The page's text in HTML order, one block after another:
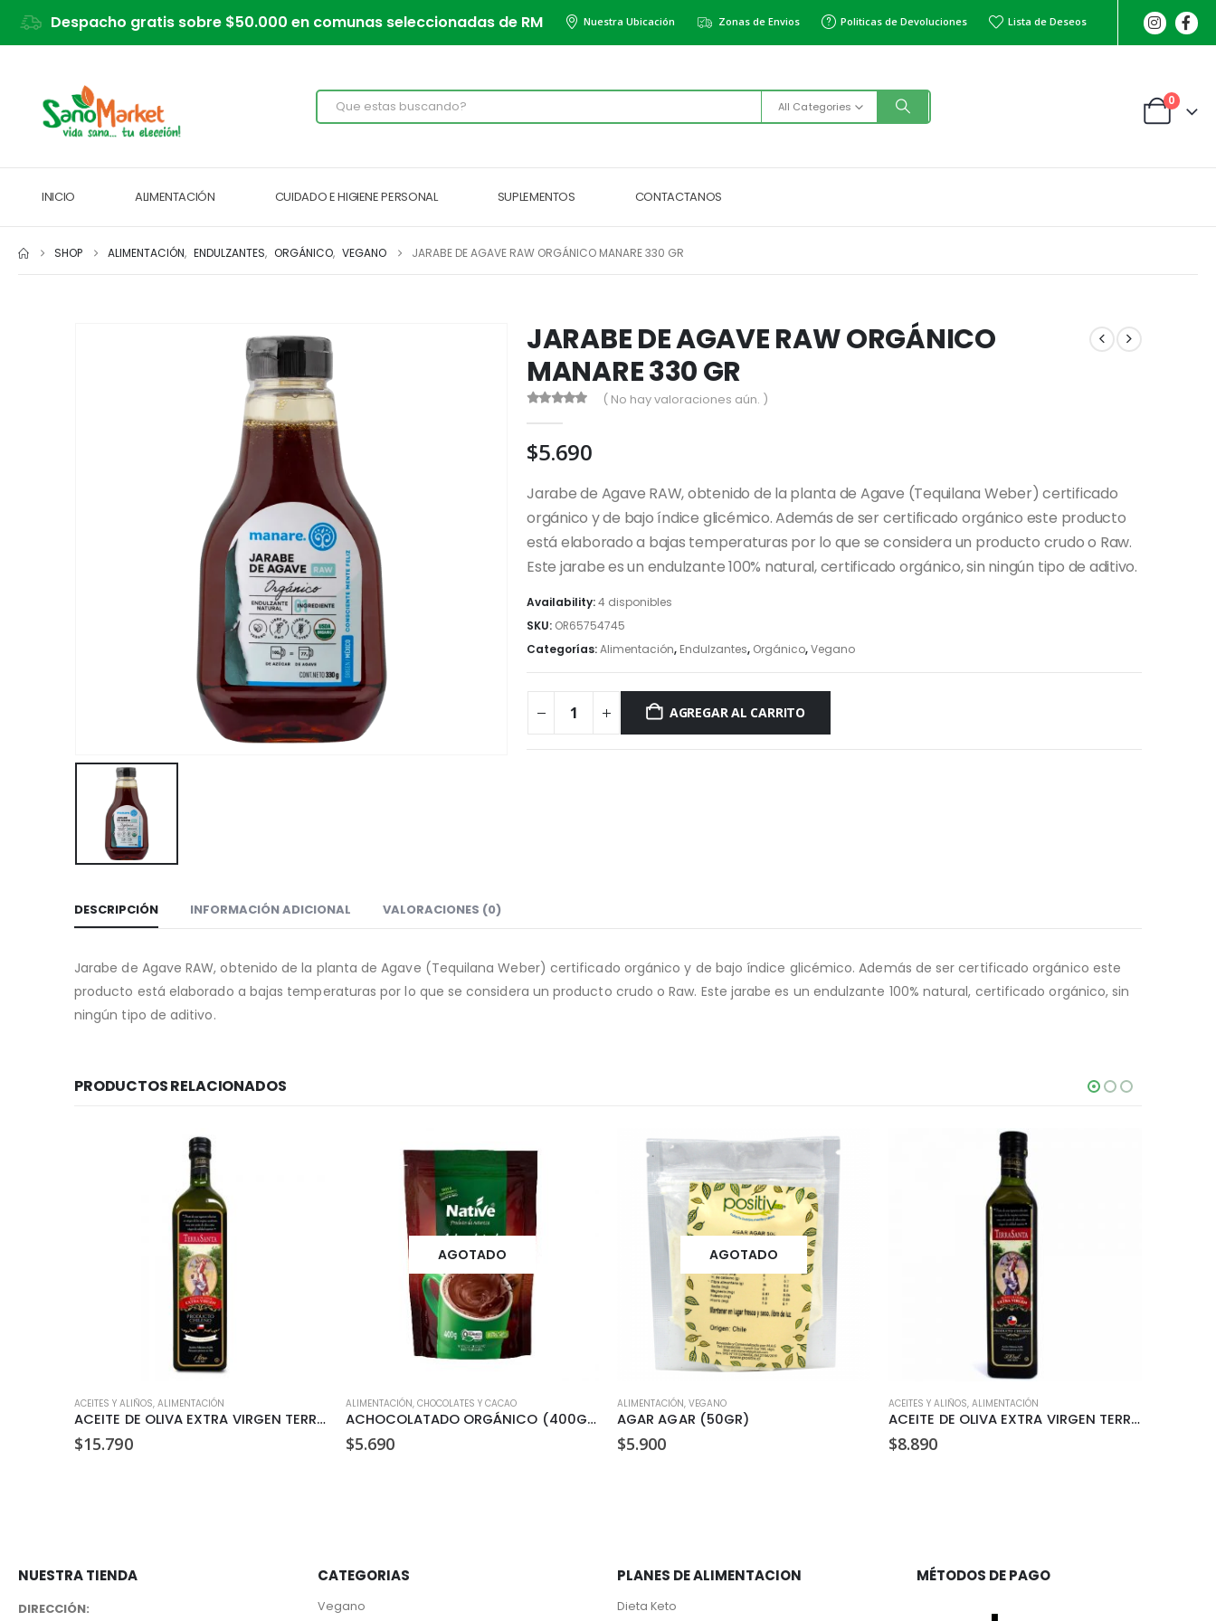
Despacho gratis sobre $50.000 en comunas seleccionadas de RM Nuestra Ubicación Zonas de Envios Politicas de Devoluciones Lista de Deseos
All Categories 0
INICIO ALIMENTACIÓN CUIDADO E HIGIENE PERSONAL SUPLEMENTOS CONTACTANOS
SHOP ALIMENTACIÓN, ENDULZANTES, ORGÁNICO, VEGANO JARABE DE AGAVE RAW ORGÁNICO MANARE 330 GR
JARABE DE AGAVE RAW ORGÁNICO
MANARE 330 GR
( No hay valoraciones aún. )
$5.690
Jarabe de Agave RAW, obtenido de la planta de Agave (Tequilana Weber) certificado
orgánico y de bajo índice glicémico. Además de ser certificado orgánico este producto
está elaborado a bajas temperaturas por lo que se considera un producto crudo o Raw.
Este jarabe es un endulzante 100% natural, certificado orgánico, sin ningún tipo de aditivo.
Availability:4 disponibles
SKU: OR65754745
Categorías:Alimentación, Endulzantes, Orgánico,Vegano
AGREGAR AL CARRITO
DESCRIPCIÓN INFORMACIÓN ADICIONAL VALORACIONES (0)
Jarabe de Agave RAW, obtenido de la planta de Agave (Tequilana Weber) certificado orgánico y de bajo índice glicémico. Además de ser certificado orgánico este
producto está elaborado a bajas temperaturas por lo que se considera un producto crudo o Raw. Este jarabe es un endulzante 100% natural, certificado orgánico, sin
ningún tipo de aditivo.
PRODUCTOS RELACIONADOS
ACEITES Y ALIÑOS, ALIMENTACIÓN
ACEITE DE OLIVA EXTRA VIRGEN TERRASANTA 1 LT
$15.790
AGOTADO
ALIMENTACIÓN, CHOCOLATES Y CACAO
ACHOCOLATADO ORGÁNICO (400GR)
$5.690
AGOTADO
ALIMENTACIÓN, VEGANO
AGAR AGAR (50GR)
$5.900
ACEITES Y ALIÑOS, ALIMENTACIÓN
ACEITE DE OLIVA EXTRA VIRGEN TERRASANTA 500ML
$8.890
NUESTRA TIENDA
DIRECCIÓN:
CATEGORIAS
Vegano
PLANES DE ALIMENTACION
Dieta Keto
MÉTODOS DE PAGO